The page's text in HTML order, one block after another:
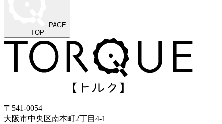
PAGE
TOP
〒541-0054
大阪市中央区南本町2丁目4-1